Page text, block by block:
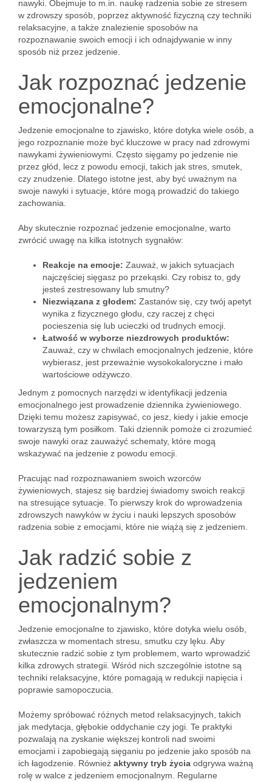
nawyki. Obejmuje to m.in. naukę radzenia sobie ze stresem
w zdrowszy sposób, poprzez aktywność fizyczną czy techniki
relaksacyjne, a także znalezienie sposobów na
rozpoznawanie swoich emocji i ich odnajdywanie w inny
sposób niż przez jedzenie.
Jak rozpoznać jedzenie
emocjonalne?
Jedzenie emocjonalne to zjawisko, które dotyka wiele osób, a
jego rozpoznanie może być kluczowe w pracy nad zdrowymi
nawykami żywieniowymi. Często sięgamy po jedzenie nie
przez głód, lecz z powodu emocji, takich jak stres, smutek,
czy znudzenie. Dlatego istotne jest, aby być uważnym na
swoje nawyki i sytuacje, które mogą prowadzić do takiego
zachowania.
Aby skutecznie rozpoznać jedzenie emocjonalne, warto
zwrócić uwagę na kilka istotnych sygnałów:
Reakcje na emocje: Zauważ, w jakich sytuacjach
najczęściej sięgasz po przekąski. Czy robisz to, gdy
jesteś zestresowany lub smutny?
Niezwiązana z głodem: Zastanów się, czy twój apetyt
wynika z fizycznego głodu, czy raczej z chęci
pocieszenia się lub ucieczki od trudnych emocji.
Łatwość w wyborze niezdrowych produktów:
Zauważ, czy w chwilach emocjonalnych jedzenie, które
wybierasz, jest przeważnie wysokokaloryczne i mało
wartościowe odżywczo.
Jednym z pomocnych narzędzi w identyfikacji jedzenia
emocjonalnego jest prowadzenie dziennika żywieniowego.
Dzięki temu możesz zapisywać, co jesz, kiedy i jakie emocje
towarzyszą tym posiłkom. Taki dziennik pomoże ci zrozumieć
swoje nawyki oraz zauważyć schematy, które mogą
wskazywać na jedzenie z powodu emocji.
Pracując nad rozpoznawaniem swoich wzorców
żywieniowych, stajesz się bardziej świadomy swoich reakcji
na stresujące sytuacje. To pierwszy krok do wprowadzenia
zdrowszych nawyków w życiu i nauki lepszych sposobów
radzenia sobie z emocjami, które nie wiążą się z jedzeniem.
Jak radzić sobie z
jedzeniem
emocjonalnym?
Jedzenie emocjonalne to zjawisko, które dotyka wielu osób,
zwłaszcza w momentach stresu, smutku czy lęku. Aby
skutecznie radzić sobie z tym problemem, warto wprowadzić
kilka zdrowych strategii. Wśród nich szczególnie istotne są
techniki relaksacyjne, które pomagają w redukcji napięcia i
poprawie samopoczucia.
Możemy spróbować różnych metod relaksacyjnych, takich
jak medytacja, głębokie oddychanie czy jogi. Te praktyki
pozwalają na zyskanie większej kontroli nad swoimi
emocjami i zapobiegają sięganiu po jedzenie jako sposób na
ich łagodzenie. Również aktywny tryb życia odgrywa ważną
rolę w walce z jedzeniem emocjonalnym. Regularne